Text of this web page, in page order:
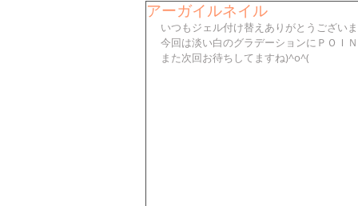
アーガイルネイル
いつもジェル付け替えありがとうございま
今回は淡い白のグラデーションにＰＯＩ
また次回お待ちしてますね)^o^(